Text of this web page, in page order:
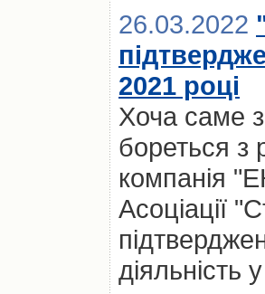
26.03.2022
2021 році
Хоча саме
бореться з
компанія
Асоціації
діяльність